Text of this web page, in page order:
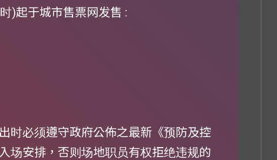
)起于城市售票网发售 :
时必须遵守政府公佈之最新《预防及控
场安排，否则场地职员有权拒绝违规的